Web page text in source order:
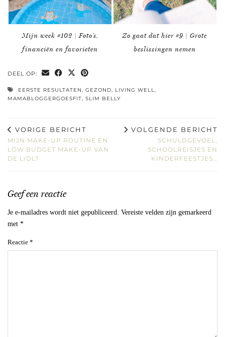
Mijn week #102 | Foto’s,
financiën en favorieten
Zo gaat dat hier #9 | Grote
beslissingen nemen
DEEL OP:
EERSTE RESULTATEN, GEZOND, LIVING WELL,
MAMABLOGGERGOESFIT, SLIM BELLY
VORIGE BERICHT
MIJN MAKE-UP ROUTINE ÉN
LOW BUDGET MAKE-UP VAN
DE LIDL?
VOLGENDE BERICHT
SCHULDGEVOEL,
SCHOOLREISJES EN
KINDERFEESTJES…
Geef een reactie
Je e-mailadres wordt niet gepubliceerd. Vereiste velden zijn gemarkeerd
met *
Reactie *